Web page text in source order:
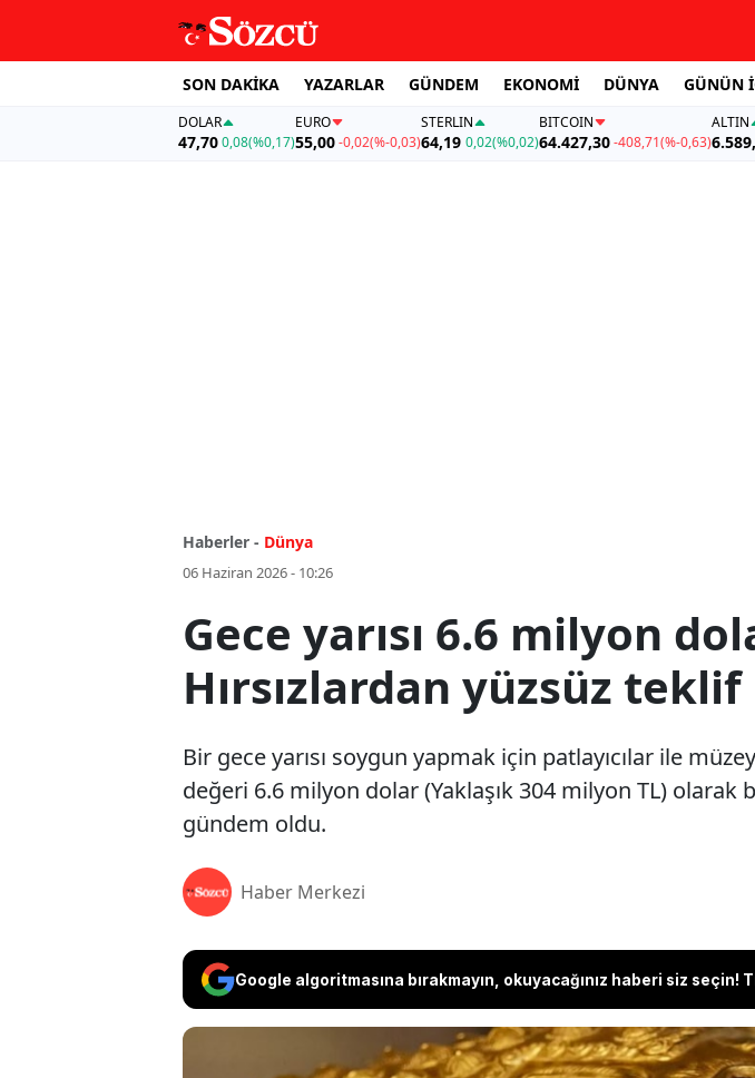
SON DAKİKA YAZARLAR GÜNDEM EKONOMİ DÜNYA GÜNÜN
DOLAR
47,700,08(%0,17)
EURO
55,00 -0,02(%-0,03)
STERLIN
64,19 0,02(%0,02)
BITCOIN
64.427,30-408,71(%-0,63)
ALTIN
Haberler - Dünya
06 Haziran 2026 - 10:26
Gece yarısı 6.6 milyon
Hırsızlardan yüzsüz teklif
Bir gece yarısı soygun yapmak için patlayıcılar ile
değeri 6.6 milyon dolar (Yaklaşık 304 milyon TL) olarak
gündem oldu.
Haber Merkezi
Google algoritmasına bırakmayın, okuyacağınız haberi siz seçin!